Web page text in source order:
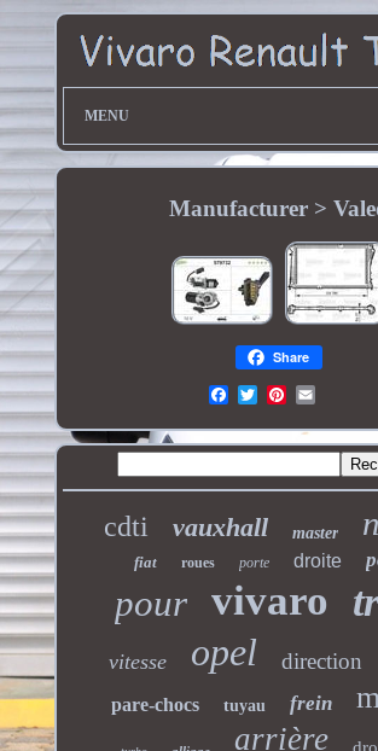
MENU
Manufacturer >
Share
cdti vauxhall master
fiat roues porte droite
pour vivaro
vitesse opel direction
pare-chocs tuyau frein
arrière